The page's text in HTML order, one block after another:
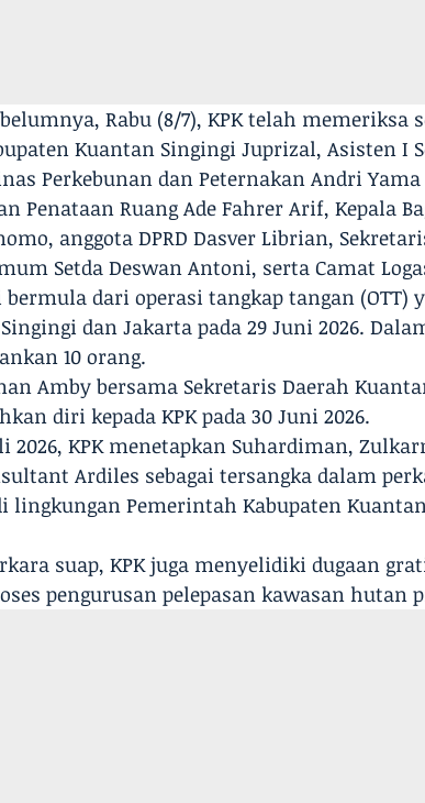
Rabu (8/7), KPK telah
Kuantan Singingi Juprizal, Asisten I
Perkebunan dan Peternakan Andri
Penataan Ruang Ade Fahrer Arif, Kepala
anggota DPRD Dasver Librian,
Setda Deswan Antoni, serta Camat
dari operasi tangkap tangan (OTT)
dan Jakarta pada 29 Juni 2026.
10 orang.
Amby bersama Sekretaris Daerah
diri kepada KPK pada 30 Juni 2026.
2026, KPK menetapkan Suhardiman,
Ardiles sebagai tersangka dalam
lingkungan Pemerintah Kabupaten
suap, KPK juga menyelidiki dugaan
pengurusan pelepasan kawasan hutan